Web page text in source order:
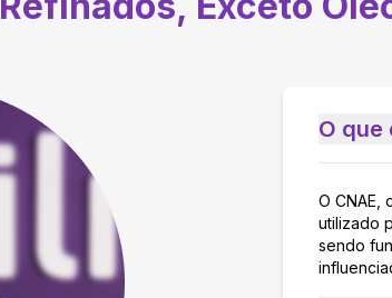
O que
O CNAE,
utilizado
sendo